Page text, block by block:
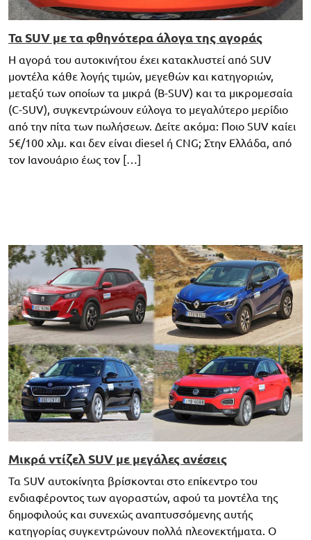
Τα SUV με τα φθηνότερα άλογα της αγοράς
Η αγορά του αυτοκινήτου έχει κατακλυστεί από SUV
μοντέλα κάθε λογής τιμών, μεγεθών και κατηγοριών,
μεταξύ των οποίων τα μικρά (B-SUV) και τα μικρομεσαία
(C-SUV), συγκεντρώνουν εύλογα το μεγαλύτερο μερίδιο
από την πίτα των πωλήσεων. Δείτε ακόμα: Ποιο SUV καίει
5€/100 χλμ. και δεν είναι diesel ή CNG; Στην Ελλάδα, από
τον Ιανουάριο έως τον […]
Μικρά ντίζελ SUV με μεγάλες ανέσεις
Τα SUV αυτοκίνητα βρίσκονται στο επίκεντρο του
ενδιαφέροντος των αγοραστών, αφού τα μοντέλα της
δημοφιλούς και συνεχώς αναπτυσσόμενης αυτής
κατηγορίας συγκεντρώνουν πολλά πλεονεκτήματα. Ο